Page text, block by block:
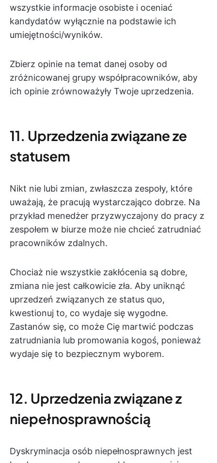
wszystkie informacje osobiste i oceniać
kandydatów wyłącznie na podstawie ich
umiejętności/wyników.
Zbierz opinie na temat danej osoby od
zróżnicowanej grupy współpracowników, aby
ich opinie zrównoważyły Twoje uprzedzenia.
11. Uprzedzenia związane ze
statusem
Nikt nie lubi zmian, zwłaszcza zespoły, które
uważają, że pracują wystarczająco dobrze. Na
przykład menedżer przyzwyczajony do pracy z
zespołem w biurze może nie chcieć zatrudniać
pracowników zdalnych.
Chociaż nie wszystkie zakłócenia są dobre,
zmiana nie jest całkowicie zła. Aby uniknąć
uprzedzeń związanych ze status quo,
kwestionuj to, co wydaje się wygodne.
Zastanów się, co może Cię martwić podczas
zatrudniania lub promowania kogoś, ponieważ
wydaje się to bezpiecznym wyborem.
12. Uprzedzenia związane z
niepełnosprawnością
Dyskryminacja osób niepełnosprawnych jest